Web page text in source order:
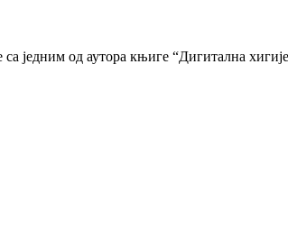
са једним од аутора књиге “Дигитална